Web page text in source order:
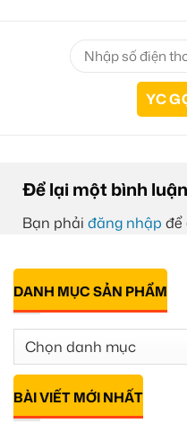
Để lại một bình luận
Bạn phải đăng nhập để
DANH MỤC SẢN PHẨM
BÀI VIẾT MỚI NHẤT